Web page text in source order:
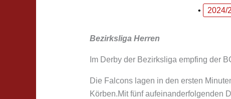
• 2024/
Bezirksliga Herren
Im Derby der Bezirksliga empfing der
Die Falcons lagen in den ersten
Körben.Mit fünf aufeinanderfolgenden